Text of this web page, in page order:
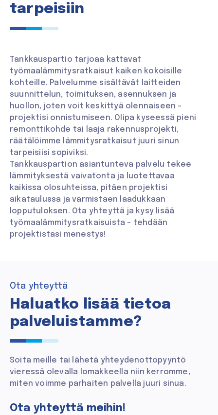
tarpeisiin
Tankkauspartio tarjoaa kattavat
työmaalämmitysratkaisut kaiken kokoisille
kohteille. Palvelumme sisältävät laitteiden
suunnittelun, toimituksen, asennuksen ja
huollon, joten voit keskittyä olennaiseen –
projektisi onnistumiseen. Olipa kyseessä pieni
remonttikohde tai laaja rakennusprojekti,
räätälöimme lämmitysratkaisut juuri sinun
tarpeisiisi sopiviksi.
Tankkauspartion asiantunteva palvelu tekee
lämmityksestä vaivatonta ja luotettavaa
kaikissa olosuhteissa, pitäen projektisi
aikataulussa ja varmistaen laadukkaan
lopputuloksen. Ota yhteyttä ja kysy lisää
työmaalämmitysratkaisuista – tehdään
projektistasi menestys!
Ota yhteyttä
Haluatko lisää tietoa
palveluistamme?
Soita meille tai lähetä yhteydenottopyyntö
vieressä olevalla lomakkeella niin kerromme,
miten voimme parhaiten palvella juuri sinua.
Ota yhteyttä meihin!